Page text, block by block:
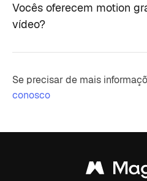
Vocês oferecem motion
vídeo?
Se precisar de mais
conosco